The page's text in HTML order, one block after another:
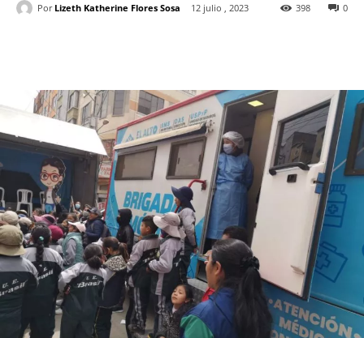
Por Lizeth Katherine Flores Sosa 12 julio , 2023 0
398